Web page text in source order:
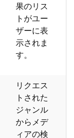
果のリス
トがユー
ザーに表
示されま
す。
リクエス
トされた
ジャンル
からメデ
ィアの検